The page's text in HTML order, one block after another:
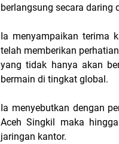
berlangsung secara daring
Ia menyampaikan terima
telah memberikan
yang tidak hanya akan
bermain di tingkat global.
Ia menyebutkan dengan
Aceh Singkil maka
jaringan kantor.